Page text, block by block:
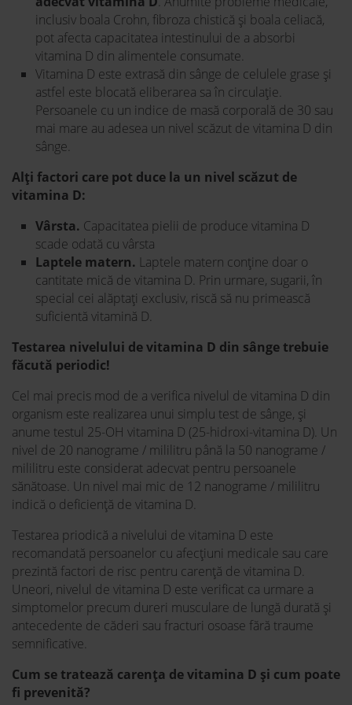
inclusiv boala Crohn, fibroza chistică și boala celiacă,
pot afecta capacitatea intestinului de a absorbi
vitamina D din alimentele consumate.
Vitamina D este extrasă din sânge de celulele grase și
astfel este blocată eliberarea sa în circulație.
Persoanele cu un indice de masă corporală de 30 sau
mai mare au adesea un nivel scăzut de vitamina D din
sânge.
Alți factori care pot duce la un nivel scăzut de
vitamina D:
Vârsta. Capacitatea pielii de produce vitamina D
scade odată cu vârsta
Laptele matern. Laptele matern conține doar o
cantitate mică de vitamina D. Prin urmare, sugarii, în
special cei alăptați exclusiv, riscă să nu primească
suficientă vitamină D.
Testarea nivelului de vitamina D din sânge trebuie
făcută periodic!
Cel mai precis mod de a verifica nivelul de vitamina D din
organism este realizarea unui simplu test de sânge, și
anume testul 25-OH vitamina D (25-hidroxi-vitamina D). Un
nivel de 20 nanograme / mililitru până la 50 nanograme /
mililitru este considerat adecvat pentru persoanele
sănătoase. Un nivel mai mic de 12 nanograme / mililitru
indică o deficiență de vitamina D.
Testarea priodică a nivelului de vitamina D este
recomandată persoanelor cu afecțiuni medicale sau care
prezintă factori de risc pentru carență de vitamina D.
Uneori, nivelul de vitamina D este verificat ca urmare a
simptomelor precum dureri musculare de lungă durată și
antecedente de căderi sau fracturi osoase fără traume
semnificative.
Cum se tratează carența de vitamina D și cum poate
fi prevenită?